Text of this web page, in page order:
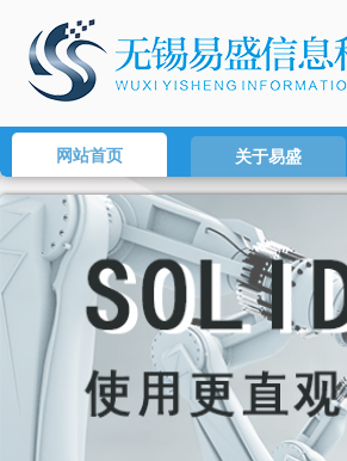
网站首页 关于易盛